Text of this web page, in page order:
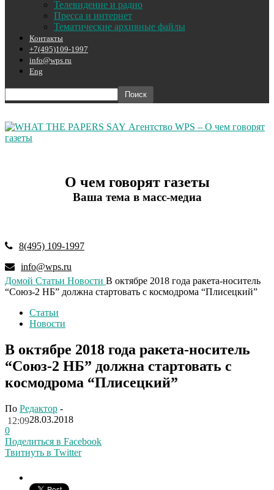
Телевидение и радио
Пресса и интернет
Тематические архивные файлы
Контакты
+7(495)109-1997
info@wps.ru
Eng
Агентство WPS – О чем говорят
газеты
О чем говорят газеты
Ваша тема в масс-медиа
8(495) 109-1997
info@wps.ru
Домой Статьи Новости В октябре 2018 года ракета-носитель
“Союз-2 НБ” должна стартовать с космодрома “Плисецкий”
Статьи
Новости
В октябре 2018 года ракета-носитель
“Союз-2 НБ” должна стартовать с
космодрома “Плисецкий”
По Редактор -
28.03.2018
12:09
0
Поделиться в Facebook
Твитнуть в Twitter